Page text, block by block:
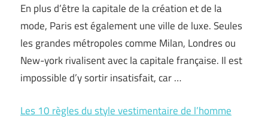
En plus d’être la capitale de la création et de la
mode, Paris est également une ville de luxe. Seules
les grandes métropoles comme Milan, Londres ou
New-york rivalisent avec la capitale française. Il est
impossible d’y sortir insatisfait, car …
Les 10 règles du style vestimentaire de l’homme